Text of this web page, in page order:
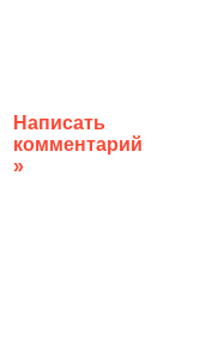
Написать
комментарий
»